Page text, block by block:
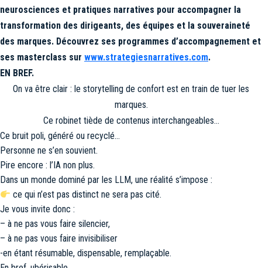
neurosciences et pratiques narratives pour accompagner la
transformation des dirigeants, des équipes et la souveraineté
des marques. Découvrez ses programmes d’accompagnement et
ses masterclass sur www.strategiesnarratives.com.
EN BREF.
On va être clair : le storytelling de confort est en train de tuer les
marques.
Ce robinet tiède de contenus interchangeables…
Ce bruit poli, généré ou recyclé…
Personne ne s’en souvient.
Pire encore : l’IA non plus.
Dans un monde dominé par les LLM, une réalité s’impose :
ce qui n’est pas distinct ne sera pas cité.
Je vous invite donc :
– à ne pas vous faire silencier,
– à ne pas vous faire invisibiliser
-en étant résumable, dispensable, remplaçable.